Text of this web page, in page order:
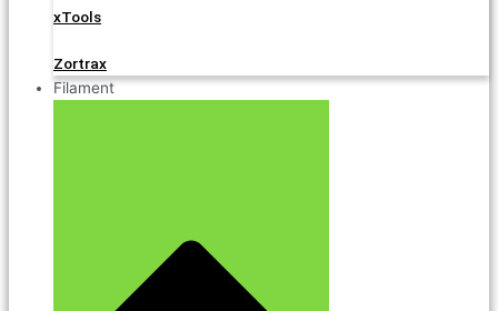
xTools
Zortrax
Filament